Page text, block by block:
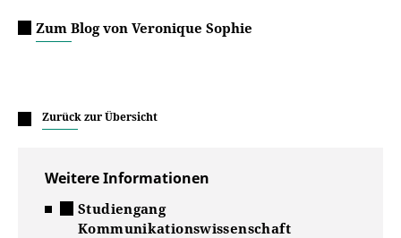
Zum Blog von Veronique Sophie
Zurück zur Übersicht
Weitere Informationen
Studiengang
Kommunikationswissenschaft